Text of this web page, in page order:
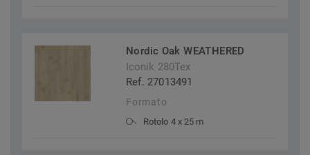
Nordic Oak WEATHERED
Iconik 280Tex
Ref. 27013491
Formato
Rotolo 4 x 25 m